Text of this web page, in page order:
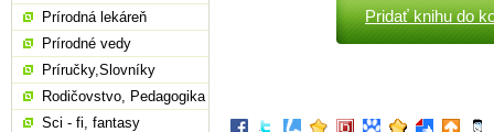
Pridať knihu do
Prírodná lekáreň
Prírodné vedy
Príručky,Slovníky
Rodičovstvo, Pedagogika
Sci - fi, fantasy